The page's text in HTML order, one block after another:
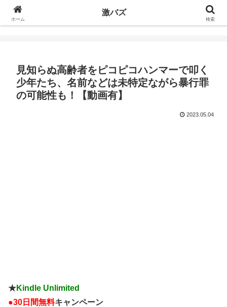
見知らぬ高齢者をピコピコハンマーで叩く
少年たち、名前などは未特定ながら暴行罪
の可能性も！【動画有】
2023.05.04
★Kindle Unlimited
●30日間無料キャンペーン
ホーム
激バズ
検索